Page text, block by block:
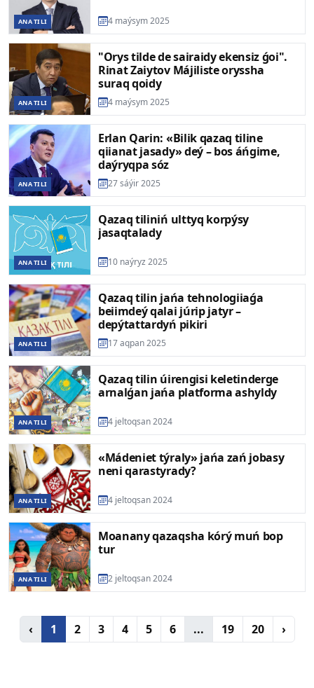
ANA TILI 4 maýsym 2025
ANA TILI
"Orys tilde de sairaidy ekensiz ǵoi".
Rinat Zaiytov Májiliste oryssha
suraq qoidy
4 maýsym 2025
ANA TILI
Erlan Qarin: «Bilik qazaq tiline
qiianat jasady» deý – bos áńgime,
daýryqpa sóz
27 sáýir 2025
ANA TILI
Qazaq tiliniń ulttyq korpýsy
jasaqtalady
10 naýryz 2025
ANA TILI
Qazaq tilin jańa tehnologiiaǵa
beiimdeý qalai júrip jatyr –
depýtattardyń pikiri
17 aqpan 2025
ANA TILI
Qazaq tilin úirengisi keletinderge
arnalǵan jańa platforma ashyldy
4 jeltoqsan 2024
ANA TILI
«Mádeniet týraly» jańa zań jobasy
neni qarastyrady?
4 jeltoqsan 2024
ANA TILI
Moanany qazaqsha kórý muń bop
tur
2 jeltoqsan 2024
‹ 1 2 3 4 5 6 ... 19 20 ›